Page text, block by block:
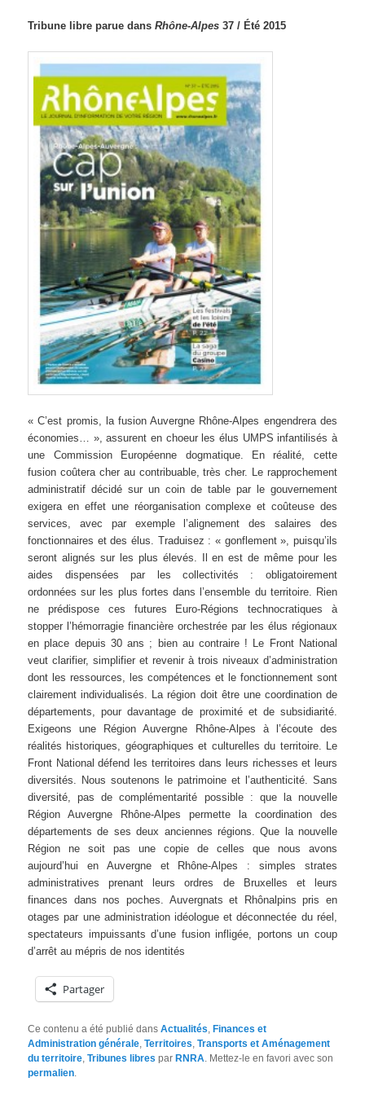
Tribune libre parue dansRhône-Alpes 37 / Été 2015
« C’est promis, la fusion Auvergne Rhône-Alpes engendrera des
économies… », assurent en choeur les élus UMPS infantilisés à
une Commission Européenne dogmatique. En réalité, cette
fusion coûtera cher au contribuable, très cher. Le rapprochement
administratif décidé sur un coin de table par le gouvernement
exigera en effet une réorganisation complexe et coûteuse des
services, avec par exemple l’alignement des salaires des
fonctionnaires et des élus. Traduisez : « gonflement », puisqu’ils
seront alignés sur les plus élevés. Il en est de même pour les
aides dispensées par les collectivités : obligatoirement
ordonnées sur les plus fortes dans l’ensemble du territoire. Rien
ne prédispose ces futures Euro-Régions technocratiques à
stopper l’hémorragie financière orchestrée par les élus régionaux
en place depuis 30 ans ; bien au contraire ! Le Front National
veut clarifier, simplifier et revenir à trois niveaux d’administration
dont les ressources, les compétences et le fonctionnement sont
clairement individualisés. La région doit être une coordination de
départements, pour davantage de proximité et de subsidiarité.
Exigeons une Région Auvergne Rhône-Alpes à l’écoute des
réalités historiques, géographiques et culturelles du territoire. Le
Front National défend les territoires dans leurs richesses et leurs
diversités. Nous soutenons le patrimoine et l’authenticité. Sans
diversité, pas de complémentarité possible : que la nouvelle
Région Auvergne Rhône-Alpes permette la coordination des
départements de ses deux anciennes régions. Que la nouvelle
Région ne soit pas une copie de celles que nous avons
aujourd’hui en Auvergne et Rhône-Alpes : simples strates
administratives prenant leurs ordres de Bruxelles et leurs
finances dans nos poches. Auvergnats et Rhônalpins pris en
otages par une administration idéologue et déconnectée du réel,
spectateurs impuissants d’une fusion infligée, portons un coup
d’arrêt au mépris de nos identités
Partager
Ce contenu a été publié dansActualités, Finances et
Administration générale,Territoires,Transports et Aménagement
du territoire,Tribunes libres par RNRA. Mettez-le en favori avec son
permalien.